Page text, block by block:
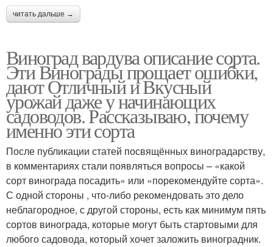
читать дальше →
Виноград вардува описание сорта.
Эти Винограды прощает ошибки,
дают Отличный и Вкусный
урожай даже у начинающих
садоводов. Рассказываю, почему
именно эти сорта
После публикации статей посвящённых виноградарству,
в комментариях стали появляться вопросы – «какой
сорт винограда посадить» или «порекомендуйте сорта».
С одной стороны , что-либо рекомендовать это дело
неблагородное, с другой стороны, есть как минимум пять
сортов винограда, которые могут быть стартовыми для
любого садовода, который хочет заложить виноградник.